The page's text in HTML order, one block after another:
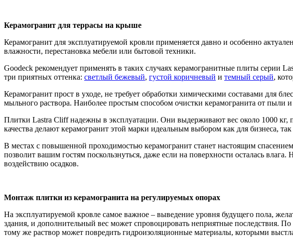
Керамогранит для террасы на крыше
Керамогранит для эксплуатируемой кровли применяется давно и особенно
влажности, перестановка мебели или бытовой техники.
Goodeck рекомендует применять в таких случаях керамогранитные плиты серии
три приятных оттенка: светлый бежевый, густой коричневый и темный серый,
Керамогранит прост в уходе, не требует обработки химическими составами для
мыльного раствора. Наиболее простым способом очистки керамогранита от пыли
Плитки Lastra Cliff надежны в эксплуатации. Они выдерживают вес около 1000
качества делают керамогранит этой марки идеальным выбором как для бизнеса,
В местах с повышенной проходимостью керамогранит станет настоящим
позволит вашим гостям поскользнуться, даже если на поверхности осталась
воздействию осадков.
Монтаж плитки из керамогранита на регулируемых опорах
На эксплуатируемой кровле самое важное – выведение уровня будущего пола,
здания, и дополнительный вес может спровоцировать неприятные последствия.
тому же раствор может повредить гидроизоляционные материалы, которыми